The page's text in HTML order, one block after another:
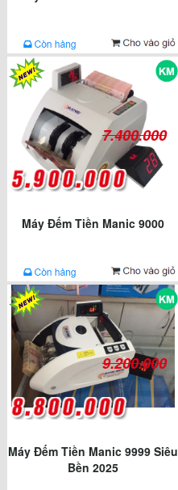
7.400.000
Máy Đếm Tiền Manic 9000
9.200.000
Máy Đếm Tiền Manic 9999 Siêu
Bền 2025